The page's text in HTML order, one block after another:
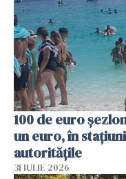
100 de euro
un euro, în
autoritățile
31 IULIE 2026